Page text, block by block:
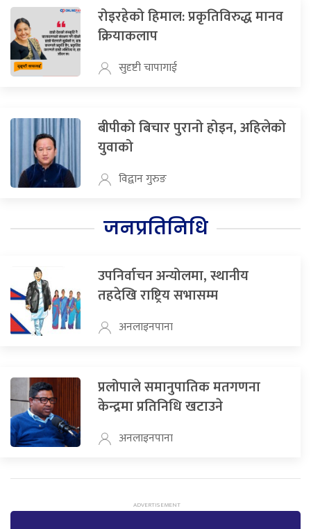
रोइरहेको हिमाल: प्रकृतिविरुद्ध मानव
क्रियाकलाप
सुदृष्टी चापागाई
बीपीको बिचार पुरानो होइन, अहिलेको
युवाको
विद्वान गुरुङ
जनप्रतिनिधि
उपनिर्वाचन अन्योलमा, स्थानीय
तहदेखि राष्ट्रिय सभासम्म
अनलाइनपाना
प्रलोपाले समानुपातिक मतगणना
केन्द्रमा प्रतिनिधि खटाउने
अनलाइनपाना